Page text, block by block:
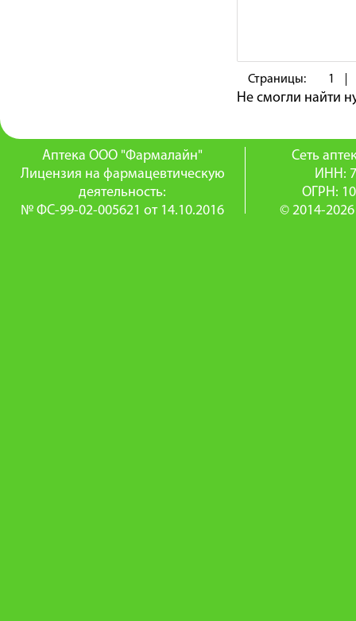
Страницы: 1
Не смогли найти
Аптека ООО "Фармалайн"
Лицензия на фармацевтическую
деятельность:
№ ФС-99-02-005621 от 14.10.2016
Сеть
ИНН:
ОГРН:
© 2014-